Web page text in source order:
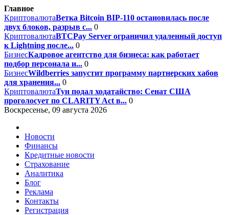
Главное
КриптовалютаВетка Bitcoin BIP-110 остановилась после
двух блоков, разрыв с... 0
КриптовалютаBTCPay Server ограничил удаленный доступ
к Lightning после... 0
БизнесКадровое агентство для бизнеса: как работает
подбор персонала и... 0
БизнесWildberries запустит программу партнерских хабов
для хранения... 0
КриптовалютаТун подал ходатайство: Сенат США
проголосует по CLARITY Act в... 0
Воскресенье, 09 августа 2026
Новости
Финансы
Кредитные новости
Страхование
Аналитика
Блог
Реклама
Контакты
Регистрация